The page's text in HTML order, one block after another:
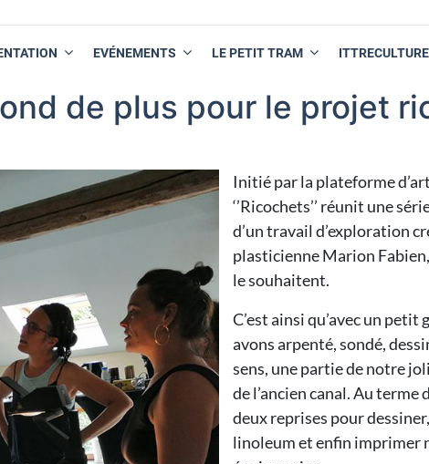
EVÉNEMENTS LE PETIT TRAM
de plus pour le projet
Initié par la plateforme
‘’Ricochets’’ réunit une
d’un travail d’exploration
plasticienne Marion
le souhaitent.
C’est ainsi qu’avec un petit
avons arpenté, sondé,
sens, une partie de notre
de l’ancien canal. Au terme
deux reprises pour
linoleum et enfin imprimer